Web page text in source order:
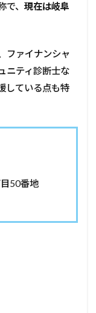
、 現在は岐阜
ファイナンシャ
ニティ診断士な
している点も特
50番地